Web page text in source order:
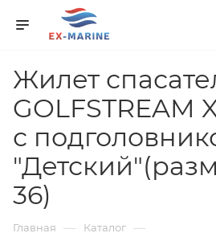
Жилет
GOLFSTREAM
с
36)
Главная — Каталог —